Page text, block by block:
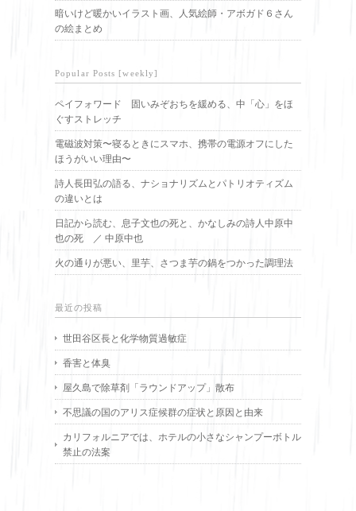
暗いけど暖かいイラスト画、人気絵師・アボガド６さん
の絵まとめ
Popular Posts [weekly]
ペイフォワード 固いみぞおちを緩める、中「心」をほ
ぐすストレッチ
電磁波対策〜寝るときにスマホ、携帯の電源オフにした
ほうがいい理由〜
詩人長田弘の語る、ナショナリズムとパトリオティズム
の違いとは
日記から読む、息子文也の死と、かなしみの詩人中原中
也の死 ／ 中原中也
火の通りが悪い、里芋、さつま芋の鍋をつかった調理法
最近の投稿
世田谷区長と化学物質過敏症
香害と体臭
屋久島で除草剤「ラウンドアップ」散布
不思議の国のアリス症候群の症状と原因と由来
カリフォルニアでは、ホテルの小さなシャンプーボトル
禁止の法案